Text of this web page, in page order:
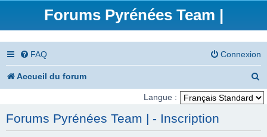
Forums Pyrénées Team |
FAQ Connexion
Accueil du forum
e
h
Langue :
Forums Pyrénées Team | - Inscription